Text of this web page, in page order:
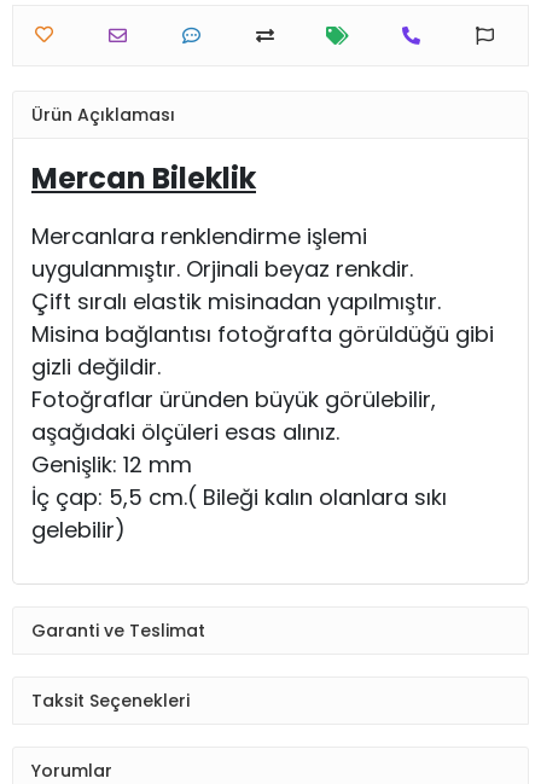
Ürün Açıklaması
Mercan Bileklik
Mercanlara renklendirme işlemi
uygulanmıştır. Orjinali beyaz renkdir.
Çift sıralı elastik misinadan yapılmıştır.
Misina bağlantısı fotoğrafta görüldüğü gibi
gizli değildir.
Fotoğraflar üründen büyük görülebilir,
aşağıdaki ölçüleri esas alınız.
Genişlik: 12 mm
İç çap: 5,5 cm.( Bileği kalın olanlara sıkı
gelebilir)
Garanti ve Teslimat
Taksit Seçenekleri
Yorumlar